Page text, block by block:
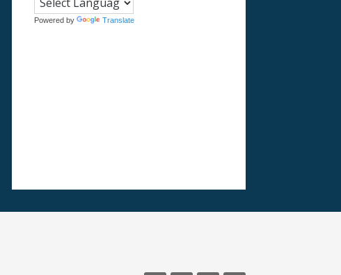
Powered by Translate